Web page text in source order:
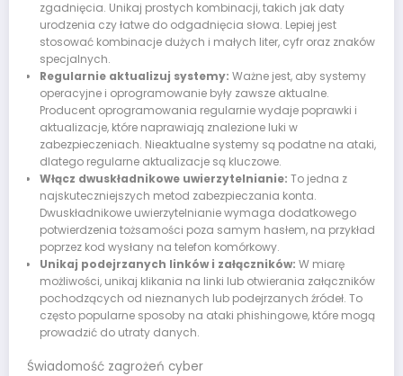
zgadnięcia. Unikaj prostych kombinacji, takich jak daty
urodzenia czy łatwe do odgadnięcia słowa. Lepiej jest
stosować kombinacje dużych i małych liter, cyfr oraz znaków
specjalnych.
Regularnie aktualizuj systemy: Ważne jest, aby systemy
operacyjne i oprogramowanie były zawsze aktualne.
Producent oprogramowania regularnie wydaje poprawki i
aktualizacje, które naprawiają znalezione luki w
zabezpieczeniach. Nieaktualne systemy są podatne na ataki,
dlatego regularne aktualizacje są kluczowe.
Włącz dwuskładnikowe uwierzytelnianie: To jedna z
najskuteczniejszych metod zabezpieczania konta.
Dwuskładnikowe uwierzytelnianie wymaga dodatkowego
potwierdzenia tożsamości poza samym hasłem, na przykład
poprzez kod wysłany na telefon komórkowy.
Unikaj podejrzanych linków i załączników: W miarę
możliwości, unikaj klikania na linki lub otwierania załączników
pochodzących od nieznanych lub podejrzanych źródeł. To
często popularne sposoby na ataki phishingowe, które mogą
prowadzić do utraty danych.
Świadomość zagrożeń cyber